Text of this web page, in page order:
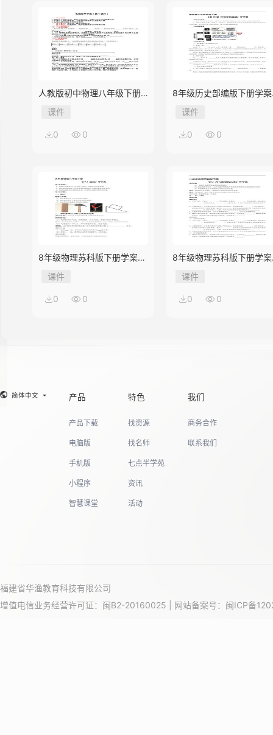
人教版初中物理八年级下册
第3节 机械效率
课件
0 0
8年级历史部编版下册学案
《第18课 科技文化成就》
课件
0 0
8年级物理苏科版下册学案
《10.1 压强》
课件
0 0
8年级物理苏科版下册学案
《9.3 力与运动的关系》
课件
0 0
简体中文 产品
产品下载
电脑版
手机版
小程序
智慧课堂
特色
找资源
找名师
七点半学苑
资讯
活动
我们
商务合作
联系我们
福建省华渔教育科技有限公司
增值电信业务经营许可证：闽B2-20160025 | 网站备案号： 闽ICP备